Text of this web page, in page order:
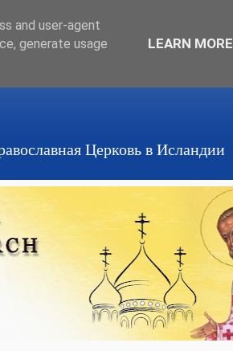
Церковь в Исландии
and user-agent
generate usage
LEARN MORE